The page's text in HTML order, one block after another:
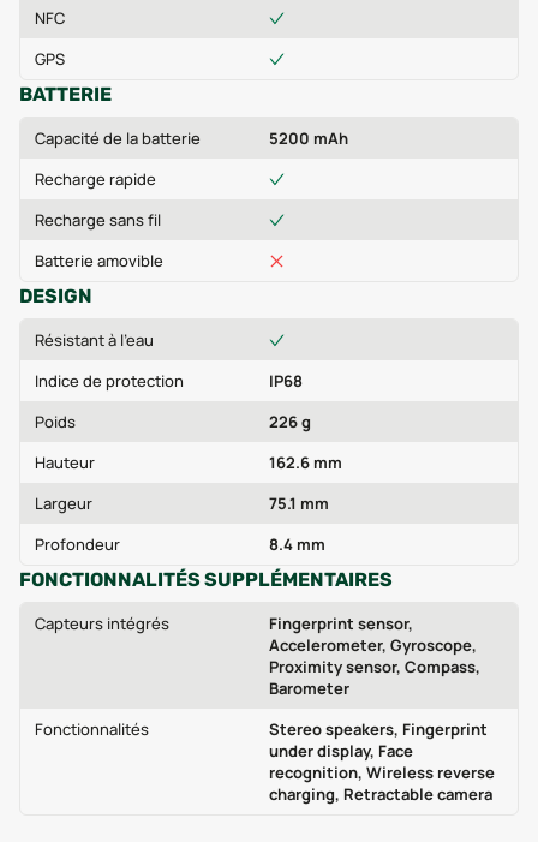
NFC
GPS
BATTERIE
Capacité de la batterie
5200 mAh
Recharge rapide
Recharge sans fil
Batterie amovible
DESIGN
Résistant à l'eau
Indice de protection
IP68
Poids
226 g
Hauteur
162.6 mm
Largeur
75.1 mm
Profondeur
8.4 mm
FONCTIONNALITÉS SUPPLÉMENTAIRES
Capteurs intégrés
Fingerprint sensor,
Accelerometer, Gyroscope,
Proximity sensor, Compass,
Barometer
Fonctionnalités
Stereo speakers, Fingerprint
under display, Face
recognition, Wireless reverse
charging, Retractable camera